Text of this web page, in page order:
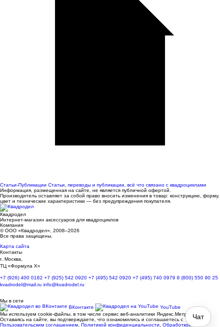
Статьи-Публикации Статьи, переводы и публикации, всё что связано с квадроциклами
Информация, размещенная на сайте, не является публичной офертой.
Производитель оставляет за собой право вносить изменения в товар: конструкцию, форму,
цвет и технические характеристики — без предупреждения покупателя.
Квадродел
Интернет-магазин аксессуаров для квадроциклов
Компания
© ООО «Квадродел», 2008–2026
Все права защищены.
Карта сайта
Контакты
г. Москва,
ТЦ «Формула Х»
+7 (926) 400 0182 +7 (925) 542 0920 +7 (495) 542 0920 +7 (495) 740 0979 8 (800) 550 90 25
kvadrodel@mail.ru info@kvadrodel.ru
Мы в сети
ВКонтакте
YouTube
Мы используем cookie-файлы, в том числе сервис веб-аналитики Яндекс.Метрика.
Оставаясь на сайте, вы подтверждаете, что ознакомились и соглашаетесь с
Пользовательским соглашением, Политикой конфиденциальности, Обработкой
Чат